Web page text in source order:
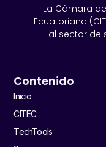
La Cámara
Ecuatoriana
al sector de
Contenido
Inicio
CITEC
TechTools